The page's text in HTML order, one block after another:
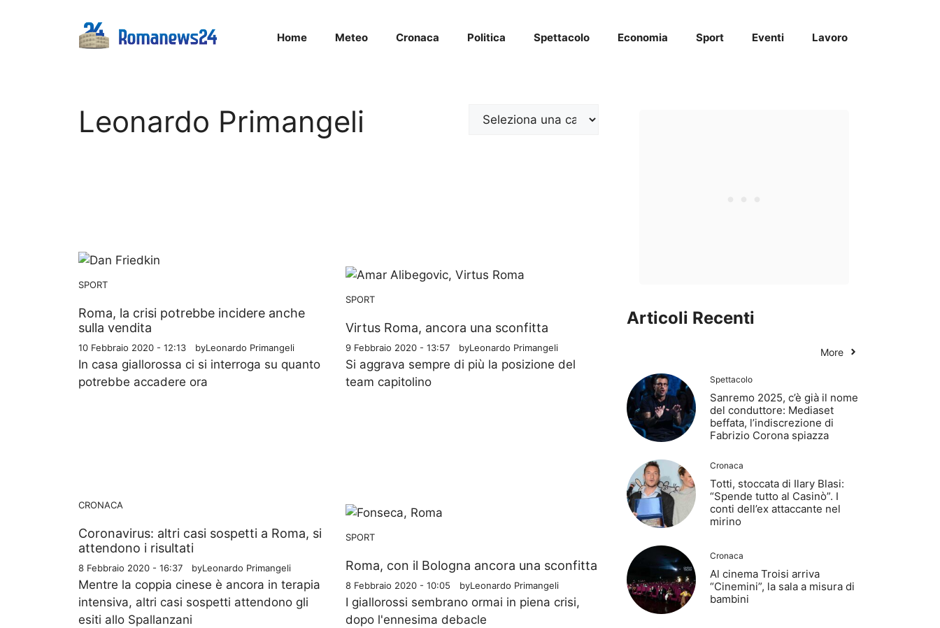
Home Meteo Cronaca Politica Spettacolo Economia Sport Eventi Lavoro
Leonardo Primangeli Categorie
SPORT
Roma, la crisi potrebbe incidere anche
sulla vendita
10 Febbraio 2020 - 12:13 byLeonardo Primangeli
In casa giallorossa ci si interroga su quanto
potrebbe accadere ora
SPORT
Virtus Roma, ancora una sconfitta
9 Febbraio 2020 - 13:57 byLeonardo Primangeli
Si aggrava sempre di più la posizione del
team capitolino
CRONACA
Coronavirus: altri casi sospetti a Roma, si
attendono i risultati
8 Febbraio 2020 - 16:37 byLeonardo Primangeli
Mentre la coppia cinese è ancora in terapia
intensiva, altri casi sospetti attendono gli
esiti allo Spallanzani
SPORT
Roma, con il Bologna ancora una sconfitta
8 Febbraio 2020 - 10:05 byLeonardo Primangeli
I giallorossi sembrano ormai in piena crisi,
dopo l'ennesima debacle
Articoli Recenti
More
Spettacolo
Sanremo 2025, c’è già il nome
del conduttore: Mediaset
beffata, l’indiscrezione di
Fabrizio Corona spiazza
Cronaca
Totti, stoccata di Ilary Blasi:
“Spende tutto al Casinò”. I
conti dell’ex attaccante nel
mirino
Cronaca
Al cinema Troisi arriva
“Cinemini”, la sala a misura di
bambini